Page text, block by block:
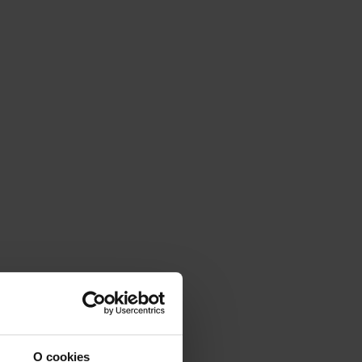
O cookies